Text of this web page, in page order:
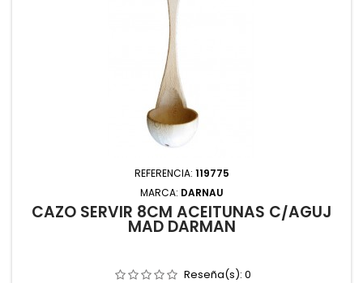
REFERENCIA: 119775
MARCA: DARNAU
CAZO SERVIR 8CM ACEITUNAS C/AGUJ
MAD DARMAN
Reseña(s): 0